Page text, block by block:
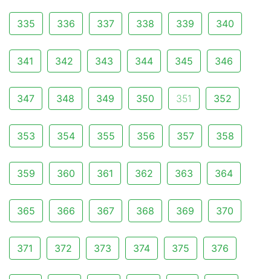
335 336 337 338 339 340
341 342 343 344 345 346
347 348 349 350 351 352
353 354 355 356 357 358
359 360 361 362 363 364
365 366 367 368 369 370
371 372 373 374 375 376